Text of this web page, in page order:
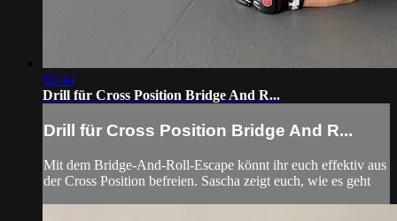
02:44
Drill für Cross Position Bridge And R...
Drill für Cross Position Bridge And R...
Mit dem Bridge-And-Roll-Escape könnt ihr euch effektiv aus
der Cross Position befreien. Sascha zeigt euch, wie es geht